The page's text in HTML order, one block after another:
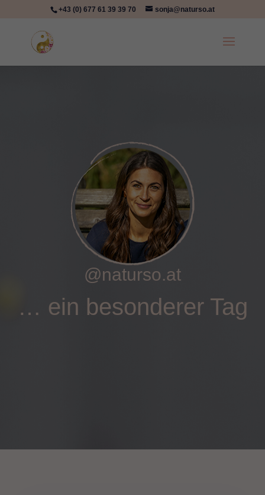
+43 (0) 677 61 39 39 70 sonja@naturso.at
@naturso.at
… ein besonderer Tag